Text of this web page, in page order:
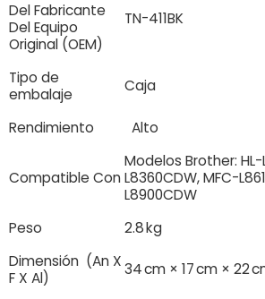
Del Fabricante
Del Equipo
Original (OEM)
TN-411BK
Tipo de
embalaje
Caja
Rendimiento Alto
Compatible Con
Modelos Brother: HL-
L8360CDW, MFC-
L8900CDW
Peso
2.8 kg
Dimensión (An X
F X Al)
34 cm × 17 cm × 22